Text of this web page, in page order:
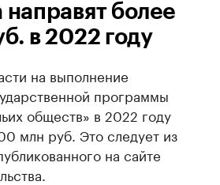
направят более
в 2022 году
на выполнение
программы
обществ» в 2022 году
млн руб. Это следует из
на сайте